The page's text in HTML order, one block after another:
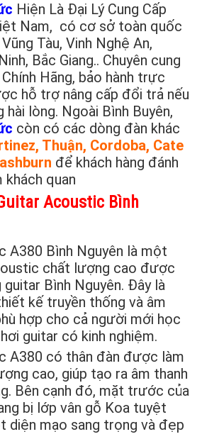
Hiện Là Đại Lý Cung Cấp
Nam, có cơ sở toàn quốc
Tàu, Vinh Nghệ An,
Bắc Giang.. Chuyên cung
Hãng, bảo hành trực
hỗ trợ nâng cấp đổi trả nếu
hài lòng. Ngoài Bình Buyên,
còn có các dòng đàn khác
Thuận, Cordoba, Cate
để khách hàng đánh
khách quan
Acoustic Bình
A380 Bình Nguyên là một
chất lượng cao được
guitar Bình Nguyên. Đây là
kế truyền thống và âm
hợp cho cả người mới học
guitar có kinh nghiệm.
A380 có thân đàn được làm
cao, giúp tạo ra âm thanh
Bên cạnh đó, mặt trước của
bị lớp vân gỗ Koa tuyệt
diện mạo sang trọng và đẹp